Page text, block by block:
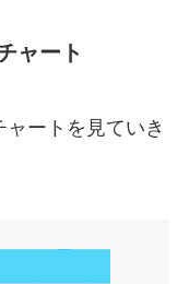
ャート
ートを見ていき